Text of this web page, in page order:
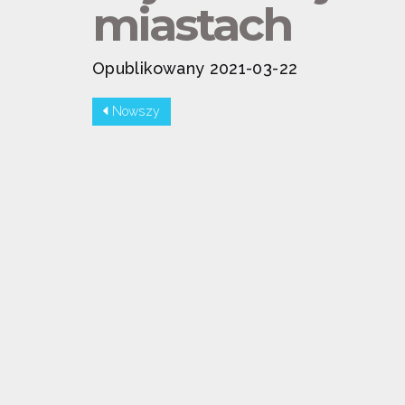
miastach
Opublikowany 2021-03-22
Nowszy